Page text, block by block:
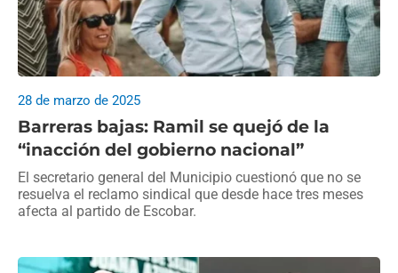
Barreras bajas: Ramil se quejó de la
“inacción del gobierno nacional”
28 de marzo de 2025
El secretario general del Municipio cuestionó que no se
resuelva el reclamo sindical que desde hace tres meses
afecta al partido de Escobar.